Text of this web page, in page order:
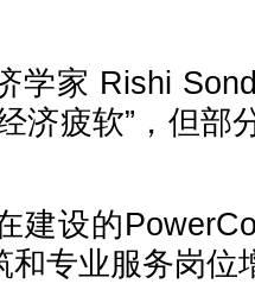
学家 Rishi
济疲软”，但部
建设的
和专业服务岗位